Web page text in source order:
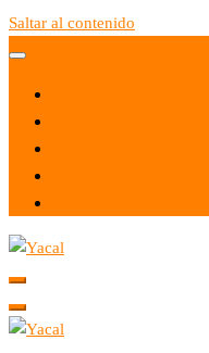
Saltar al contenido